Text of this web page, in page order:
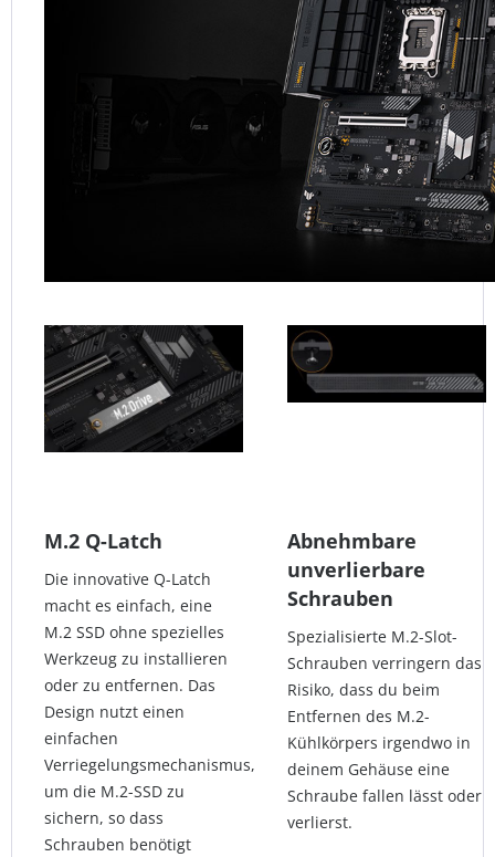
M.2 Q-Latch
Die innovative Q-Latch
macht es einfach, eine
M.2 SSD ohne spezielles
Werkzeug zu installieren
oder zu entfernen. Das
Design nutzt einen
einfachen
Verriegelungsmechanismus,
um die M.2-SSD zu
sichern, so dass
Schrauben benötigt
Abnehmbare
unverlierbare
Schrauben
Spezialisierte M.2-Slot-
Schrauben verringern das
Risiko, dass du beim
Entfernen des M.2-
Kühlkörpers irgendwo in
deinem Gehäuse eine
Schraube fallen lässt oder
verlierst.